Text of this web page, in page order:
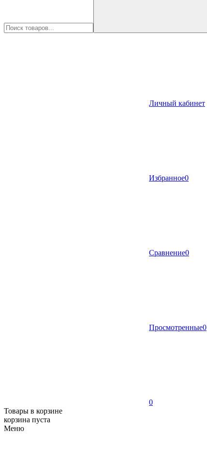
Личный кабинет
Избранное0
Сравнение0
Просмотренные0
0
Товары в корзине
корзина пуста
Меню